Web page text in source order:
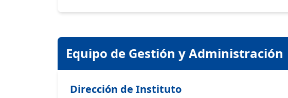
Equipo de Gestión y Administración
Dirección de Instituto